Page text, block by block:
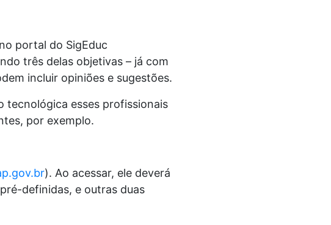
portal do SigEduc
três delas objetivas – já com
incluir opiniões e sugestões.
tecnológica esses profissionais
por exemplo.
). Ao acessar, ele deverá
definidas, e outras duas